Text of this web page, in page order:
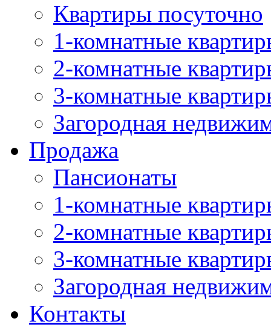
Квартиры посуточно
1-комнатные
2-комнатные
3-комнатные
Загородная
Продажа
Пансионаты
1-комнатные
2-комнатные
3-комнатные
Загородная
Контакты